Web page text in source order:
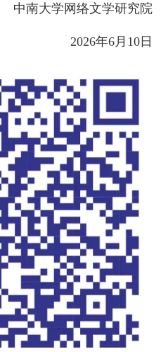
中南大学网络文学研究院
2026年6月10日